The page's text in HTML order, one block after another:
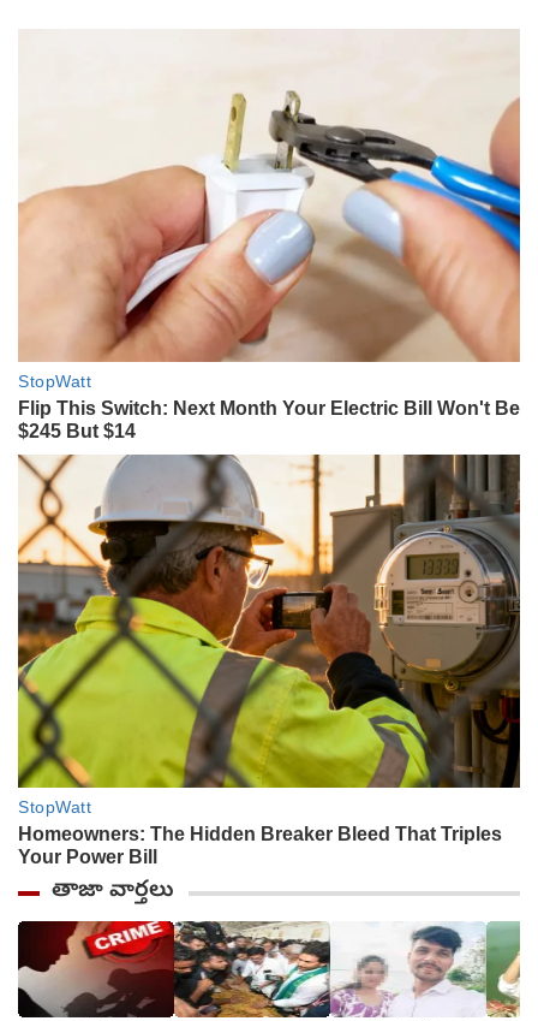
తాజా వార్తలు